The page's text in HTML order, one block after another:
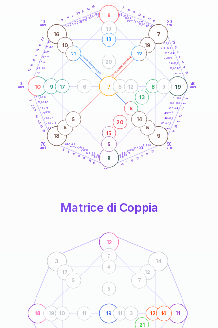
generazione maschile generazione femminile
0
anni
10
anni
30
anni
40
anni
50
anni
60
70
anni
1-2,5
2,5-3,5
3,5-4
6-7,5
7,5-8,5
8,5-9
11-12,5
12,5-13,5
13,5-14
16-17,5
17,5-18,5
18,5-19 21-22,5
22,5-23,5
23,5-24
26-27,5
27,5-28,5
28,5-29
31-32,5
32,5-33,5
33,5-34
36-37,5
37,5-38,5
38,5-39
41-42,5
42,5-43,5
43,5-44
46-47,5
47,5-48,5
48,5-49
51-52,5
52,5-53,5
53,5-54
56-57,5
57,5-58,5
58,5-59
61-62,5
62,5-63,5
63,5-64
66-67,5
67,5-68,5
68,5-69
71-72,5
72,5-73,5
73,5-74
76-77,5
77,5-78,5
78,5-79
10
18
8
8
14
6
22
9
11
6
22 5
10
16 7
19 5
13
6
20
9
22
15
5
8
17
9
10
3
11
21
10
11
19
10
17
8
7
17
6
7
15
6
16
6
8
16
8
8
10
10
20
10
3
20
3
10
6
19
8
7
16 7
18 9
15
20
5
13
8
9
19
9
5
17
13
5 12
6
20
10
21
19
12
5
5
5
14
5anni
15 anni 25anni
35anni
45anni
55anni
65anni
75anni
Matrice di Coppia
18
12
11
19
3 14
21
12
19
7
14
10
4
11 3
11
5
17
5
12
7